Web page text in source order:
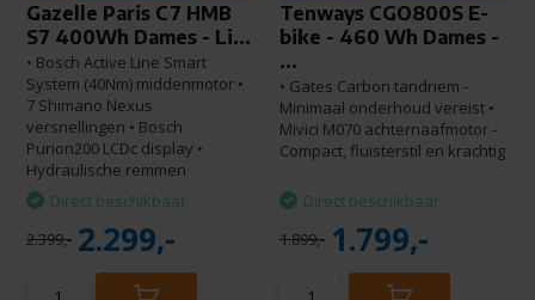
Gazelle Paris C7 HMB
S7 400Wh Dames - Li...
• Bosch Active Line Smart
System (40Nm) middenmotor •
7 Shimano Nexus
versnellingen • Bosch
Purion200 LCDc display •
Hydraulische remmen
Direct beschikbaar
2.399,- 2.299,-
Tenways CGO800S E-
bike - 460 Wh Dames -
...
• Gates Carbon tandriem -
Minimaal onderhoud vereist •
Mivici M070 achternaafmotor -
Compact, fluisterstil en krachtig
Direct beschikbaar
1.899,- 1.799,-